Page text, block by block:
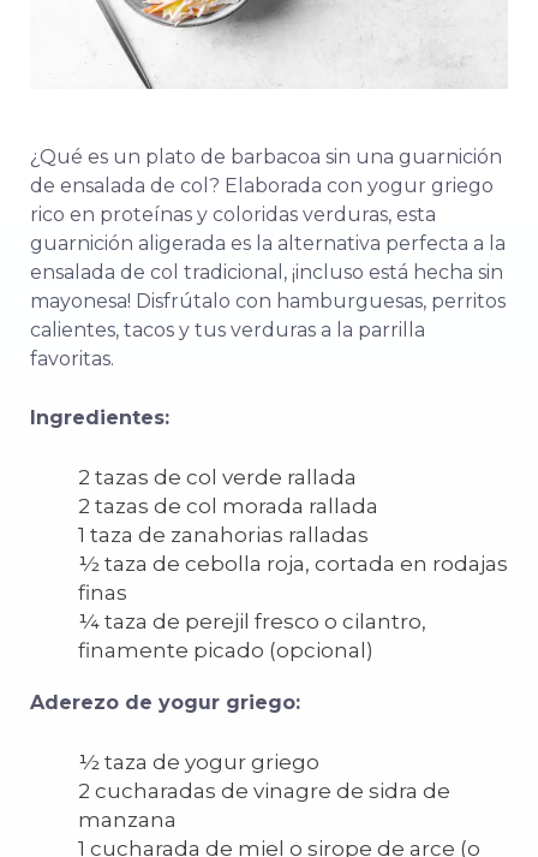
¿Qué es un plato de barbacoa sin una guarnición
de ensalada de col? Elaborada con yogur griego
rico en proteínas y coloridas verduras, esta
guarnición aligerada es la alternativa perfecta a la
ensalada de col tradicional, ¡incluso está hecha sin
mayonesa! Disfrútalo con hamburguesas, perritos
calientes, tacos y tus verduras a la parrilla
favoritas.
Ingredientes:
2 tazas de col verde rallada
2 tazas de col morada rallada
1 taza de zanahorias ralladas
½ taza de cebolla roja, cortada en rodajas
finas
¼ taza de perejil fresco o cilantro,
finamente picado (opcional)
Aderezo de yogur griego:
½ taza de yogur griego
2 cucharadas de vinagre de sidra de
manzana
1 cucharada de miel o sirope de arce (o